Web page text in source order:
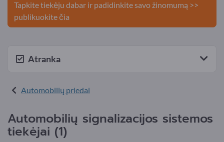
Tapkite tiekėju dabar ir padidinkite savo žinomumą >>
publikuokite čia
Atranka
Automobilių priedai
Automobilių signalizacijos sistemos
tiekėjai (1)